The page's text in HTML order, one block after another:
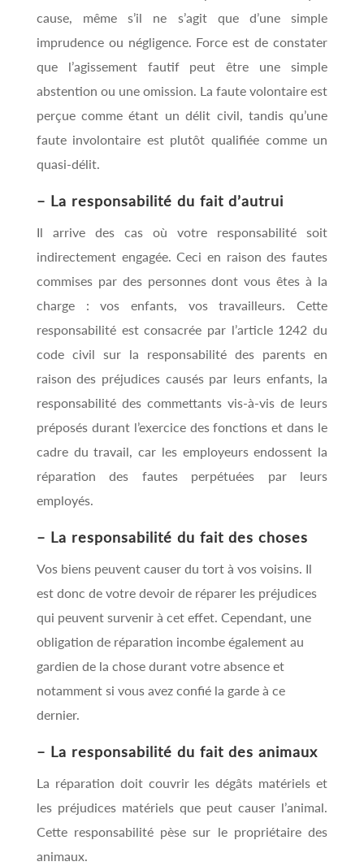
cause, même s’il ne s’agit que d’une simple
imprudence ou négligence. Force est de constater
que l’agissement fautif peut être une simple
abstention ou une omission. La faute volontaire est
perçue comme étant un délit civil, tandis qu’une
faute involontaire est plutôt qualifiée comme un
quasi-délit.
– La responsabilité du fait d’autrui
Il arrive des cas où votre responsabilité soit
indirectement engagée. Ceci en raison des fautes
commises par des personnes dont vous êtes à la
charge : vos enfants, vos travailleurs. Cette
responsabilité est consacrée par l’article 1242 du
code civil sur la responsabilité des parents en
raison des préjudices causés par leurs enfants, la
responsabilité des commettants vis-à-vis de leurs
préposés durant l’exercice des fonctions et dans le
cadre du travail, car les employeurs endossent la
réparation des fautes perpétuées par leurs
employés.
– La responsabilité du fait des choses
Vos biens peuvent causer du tort à vos voisins. Il
est donc de votre devoir de réparer les préjudices
qui peuvent survenir à cet effet. Cependant, une
obligation de réparation incombe également au
gardien de la chose durant votre absence et
notamment si vous avez confié la garde à ce
dernier.
– La responsabilité du fait des animaux
La réparation doit couvrir les dégâts matériels et
les préjudices matériels que peut causer l’animal.
Cette responsabilité pèse sur le propriétaire des
animaux.